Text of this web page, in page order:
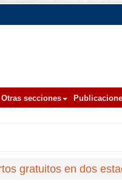
Otras secciones
gratuitos en dos